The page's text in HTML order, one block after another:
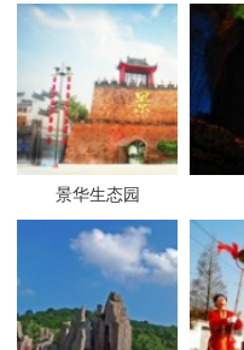
景华生态园